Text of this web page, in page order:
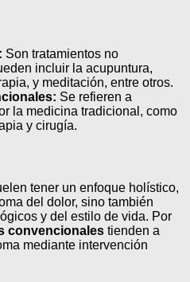
Son tratamientos no
incluir la acupuntura,
y meditación, entre otros.
Se refieren a
la medicina tradicional, como
y cirugía.
tener un enfoque holístico,
del dolor, sino también
y del estilo de vida. Por
convencionales tienden a
mediante intervención